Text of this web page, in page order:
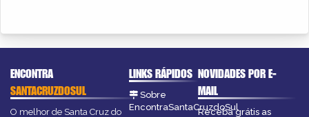
ENCONTRA
SANTACRUZDOSUL
O melhor de Santa Cruz do
LINKS RÁPIDOS
Sobre
EncontraSantaCruzdoSul
NOVIDADES POR E-
MAIL
Receba grátis as